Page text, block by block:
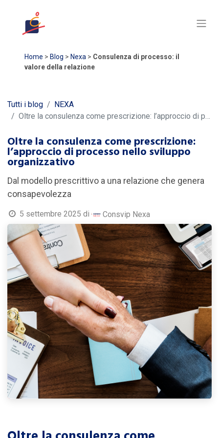
Home > Blog > Nexa > Consulenza di processo: il
valore della relazione
Tutti i blog
NEXA
Oltre la consulenza come prescrizione: l’approccio di processo nello sviluppo organizzativo
Oltre la consulenza come prescrizione:
l’approccio di processo nello sviluppo
organizzativo
Dal modello prescrittivo a una relazione che genera
consapevolezza
5 settembre 2025 di Consvip Nexa